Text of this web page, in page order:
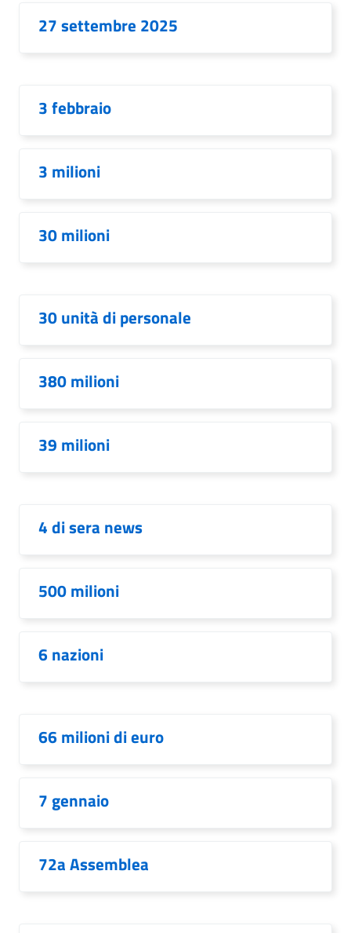
27 settembre 2025
3 febbraio
3 milioni
30 milioni
30 unità di personale
380 milioni
39 milioni
4 di sera news
500 milioni
6 nazioni
66 milioni di euro
7 gennaio
72a Assemblea